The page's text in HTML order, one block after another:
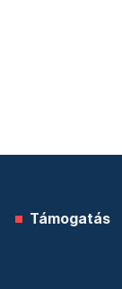
Támogatás